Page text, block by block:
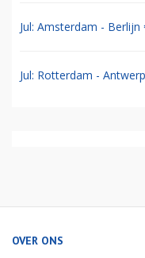
Jul: Amsterdam - Berlijn
Jul: Rotterdam -
OVER ONS